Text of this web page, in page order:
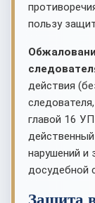
пользу
действия
главой 16
нарушений и
досудебной